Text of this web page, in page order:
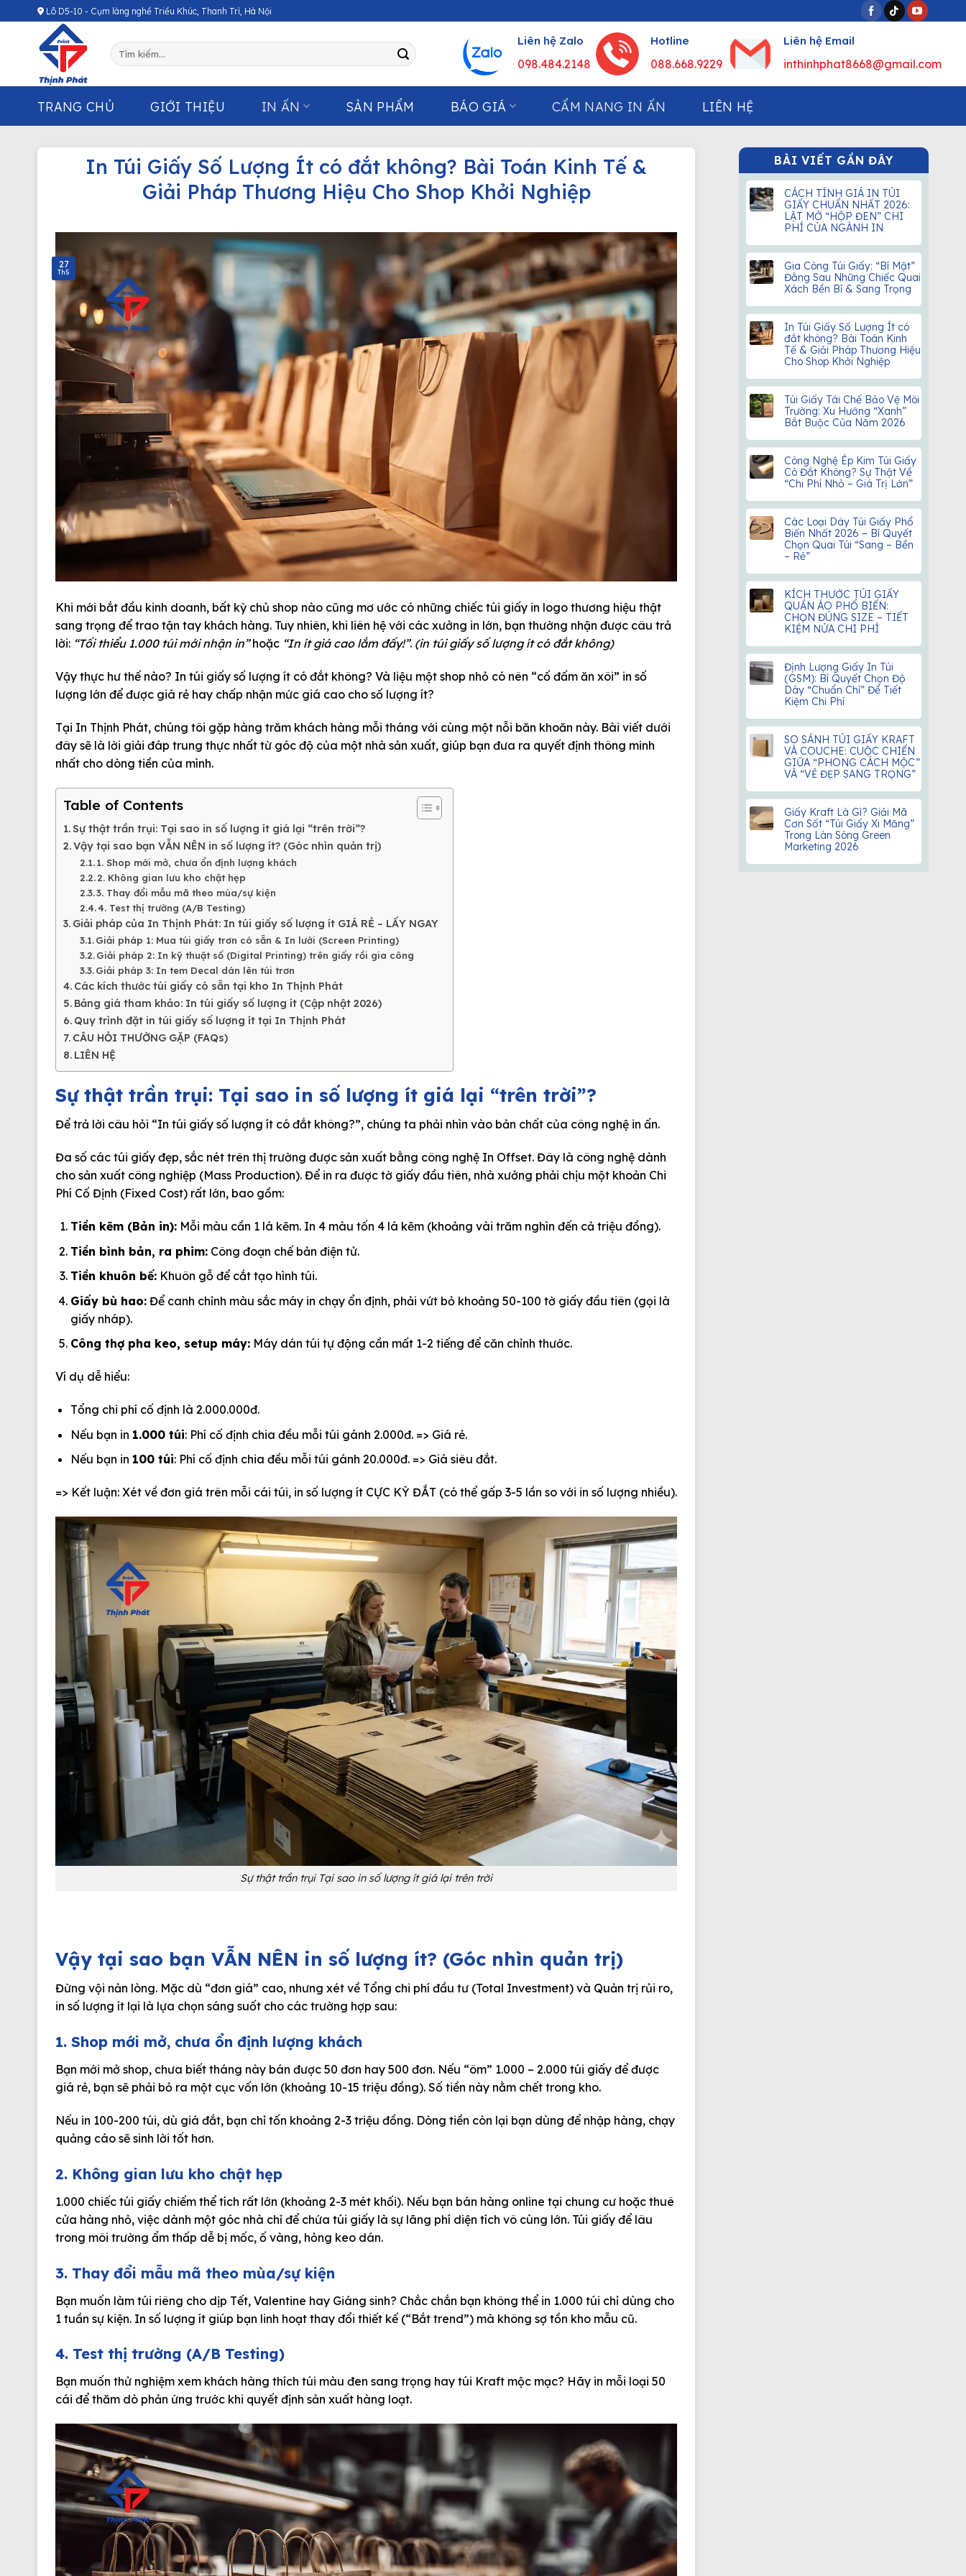
Chuyển
đến
Lô D5-10 - Cụm làng nghề Triều Khúc, Thanh Trì, Hà Nội
Tìm
kiếm:
Liên hệ Zalo
098.484.2148
Hotline
088.668.9229
Liên hệ Email
inthinhphat8668@gmail.com
TRANG CHỦ GIỚI THIỆU IN ẤN SẢN PHẨM BÁO GIÁ CẨM NANG IN ẤN LIÊN HỆ
In Túi Giấy Số Lượng Ít có đắt không? Bài Toán Kinh Tế &
Giải Pháp Thương Hiệu Cho Shop Khởi Nghiệp
27
Th5
Khi mới bắt đầu kinh doanh, bất kỳ chủ shop nào cũng mơ ước có những chiếc túi giấy in logo thương hiệu thật
sang trọng để trao tận tay khách hàng. Tuy nhiên, khi liên hệ với các xưởng in lớn, bạn thường nhận được câu trả
lời: “Tối thiểu 1.000 túi mới nhận in”hoặc “In ít giá cao lắm đấy!”. (in túi giấy số lượng ít có đắt không)
Vậy thực hư thế nào? In túi giấy số lượng ít có đắt không? Và liệu một shop nhỏ có nên “cố đấm ăn xôi” in số
lượng lớn để được giá rẻ hay chấp nhận mức giá cao cho số lượng ít?
Tại In Thịnh Phát, chúng tôi gặp hàng trăm khách hàng mỗi tháng với cùng một nỗi băn khoăn này. Bài viết dưới
đây sẽ là lời giải đáp trung thực nhất từ góc độ của một nhà sản xuất, giúp bạn đưa ra quyết định thông minh
nhất cho dòng tiền của mình.
Table of Contents
Sự thật trần trụi: Tại sao in số lượng ít giá lại “trên trời”?
Vậy tại sao bạn VẪN NÊN in số lượng ít? (Góc nhìn quản trị)
1. Shop mới mở, chưa ổn định lượng khách
2. Không gian lưu kho chật hẹp
3. Thay đổi mẫu mã theo mùa/sự kiện
4. Test thị trường (A/B Testing)
Giải pháp của In Thịnh Phát: In túi giấy số lượng ít GIÁ RẺ – LẤY NGAY
Giải pháp 1: Mua túi giấy trơn có sẵn & In lưới (Screen Printing)
Giải pháp 2: In kỹ thuật số (Digital Printing) trên giấy rồi gia công
Giải pháp 3: In tem Decal dán lên túi trơn
Các kích thước túi giấy có sẵn tại kho In Thịnh Phát
Bảng giá tham khảo: In túi giấy số lượng ít (Cập nhật 2026)
Quy trình đặt in túi giấy số lượng ít tại In Thịnh Phát
CÂU HỎI THƯỜNG GẶP (FAQs)
LIÊN HỆ
Sự thật trần trụi: Tại sao in số lượng ít giá lại “trên trời”?
Để trả lời câu hỏi “In túi giấy số lượng ít có đắt không?”, chúng ta phải nhìn vào bản chất của công nghệ in ấn.
Đa số các túi giấy đẹp, sắc nét trên thị trường được sản xuất bằng công nghệ In Offset. Đây là công nghệ dành
cho sản xuất công nghiệp (Mass Production). Để in ra được tờ giấy đầu tiên, nhà xưởng phải chịu một khoản Chi
Phí Cố Định (Fixed Cost) rất lớn, bao gồm:
Tiền kẽm (Bản in):Mỗi màu cần 1 lá kẽm. In 4 màu tốn 4 lá kẽm (khoảng vài trăm nghìn đến cả triệu đồng).
Tiền bình bản, ra phim:Công đoạn chế bản điện tử.
Tiền khuôn bế:Khuôn gỗ để cắt tạo hình túi.
Giấy bù hao:Để canh chỉnh màu sắc máy in chạy ổn định, phải vứt bỏ khoảng 50-100 tờ giấy đầu tiên (gọi là
giấy nháp).
Công thợ pha keo, setup máy:Máy dán túi tự động cần mất 1-2 tiếng để căn chỉnh thước.
Ví dụ dễ hiểu:
Tổng chi phí cố định là 2.000.000đ.
Nếu bạn in 1.000 túi: Phí cố định chia đều mỗi túi gánh 2.000đ. => Giá rẻ.
Nếu bạn in 100 túi: Phí cố định chia đều mỗi túi gánh 20.000đ. => Giá siêu đắt.
=> Kết luận: Xét về đơn giá trên mỗi cái túi, in số lượng ít CỰC KỲ ĐẮT (có thể gấp 3-5 lần so với in số lượng nhiều).
Sự thật trần trụi Tại sao in số lượng ít giá lại trên trời
Vậy tại sao bạn VẪN NÊN in số lượng ít? (Góc nhìn quản trị)
Đừng vội nản lòng. Mặc dù “đơn giá” cao, nhưng xét về Tổng chi phí đầu tư (Total Investment) và Quản trị rủi ro,
in số lượng ít lại là lựa chọn sáng suốt cho các trường hợp sau:
1. Shop mới mở, chưa ổn định lượng khách
Bạn mới mở shop, chưa biết tháng này bán được 50 đơn hay 500 đơn. Nếu “ôm” 1.000 – 2.000 túi giấy để được
giá rẻ, bạn sẽ phải bỏ ra một cục vốn lớn (khoảng 10-15 triệu đồng). Số tiền này nằm chết trong kho.
Nếu in 100-200 túi, dù giá đắt, bạn chỉ tốn khoảng 2-3 triệu đồng. Dòng tiền còn lại bạn dùng để nhập hàng, chạy
quảng cáo sẽ sinh lời tốt hơn.
2. Không gian lưu kho chật hẹp
1.000 chiếc túi giấy chiếm thể tích rất lớn (khoảng 2-3 mét khối). Nếu bạn bán hàng online tại chung cư hoặc thuê
cửa hàng nhỏ, việc dành một góc nhà chỉ để chứa túi giấy là sự lãng phí diện tích vô cùng lớn. Túi giấy để lâu
trong môi trường ẩm thấp dễ bị mốc, ố vàng, hỏng keo dán.
3. Thay đổi mẫu mã theo mùa/sự kiện
Bạn muốn làm túi riêng cho dịp Tết, Valentine hay Giáng sinh? Chắc chắn bạn không thể in 1.000 túi chỉ dùng cho
1 tuần sự kiện. In số lượng ít giúp bạn linh hoạt thay đổi thiết kế (“Bắt trend”) mà không sợ tồn kho mẫu cũ.
4. Test thị trường (A/B Testing)
Bạn muốn thử nghiệm xem khách hàng thích túi màu đen sang trọng hay túi Kraft mộc mạc? Hãy in mỗi loại 50
cái để thăm dò phản ứng trước khi quyết định sản xuất hàng loạt.
BÀI VIẾT GẦN ĐÂY
CÁCH TÍNH GIÁ IN TÚI
GIẤY CHUẨN NHẤT 2026:
LẬT MỞ “HỘP ĐEN” CHI
PHÍ CỦA NGÀNH IN
Gia Công Túi Giấy: “Bí Mật”
Đằng Sau Những Chiếc Quai
Xách Bền Bỉ & Sang Trọng
In Túi Giấy Số Lượng Ít có
đắt không? Bài Toán Kinh
Tế & Giải Pháp Thương Hiệu
Cho Shop Khởi Nghiệp
Túi Giấy Tái Chế Bảo Vệ Môi
Trường: Xu Hướng “Xanh”
Bắt Buộc Của Năm 2026
Công Nghệ Ép Kim Túi Giấy
Có Đắt Không? Sự Thật Về
“Chi Phí Nhỏ – Giá Trị Lớn”
Các Loại Dây Túi Giấy Phổ
Biến Nhất 2026 – Bí Quyết
Chọn Quai Túi “Sang – Bền
– Rẻ”
KÍCH THƯỚC TÚI GIẤY
QUẦN ÁO PHỔ BIẾN:
CHỌN ĐÚNG SIZE – TIẾT
KIỆM NỬA CHI PHÍ
Định Lượng Giấy In Túi
(GSM): Bí Quyết Chọn Độ
Dày “Chuẩn Chỉ” Để Tiết
Kiệm Chi Phí
SO SÁNH TÚI GIẤY KRAFT
VÀ COUCHE: CUỘC CHIẾN
GIỮA “PHONG CÁCH MỘC”
VÀ “VẺ ĐẸP SANG TRỌNG”
Giấy Kraft Là Gì? Giải Mã
Cơn Sốt “Túi Giấy Xi Măng”
Trong Làn Sóng Green
Marketing 2026